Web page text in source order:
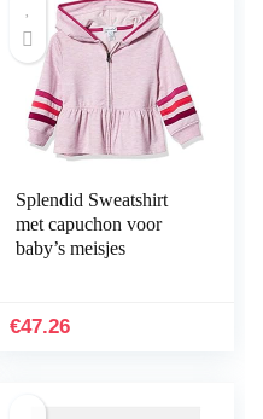
Splendid Sweatshirt
met capuchon voor
baby’s meisjes
€47.26